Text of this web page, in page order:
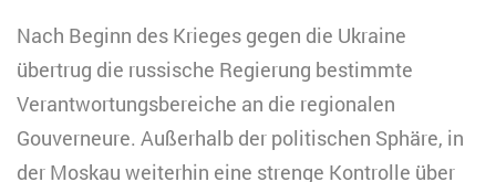
Nach Beginn des Krieges gegen die Ukraine
übertrug die russische Regierung bestimmte
Verantwortungsbereiche an die regionalen
Gouverneure. Außerhalb der politischen Sphäre, in
der Moskau weiterhin eine strenge Kontrolle über